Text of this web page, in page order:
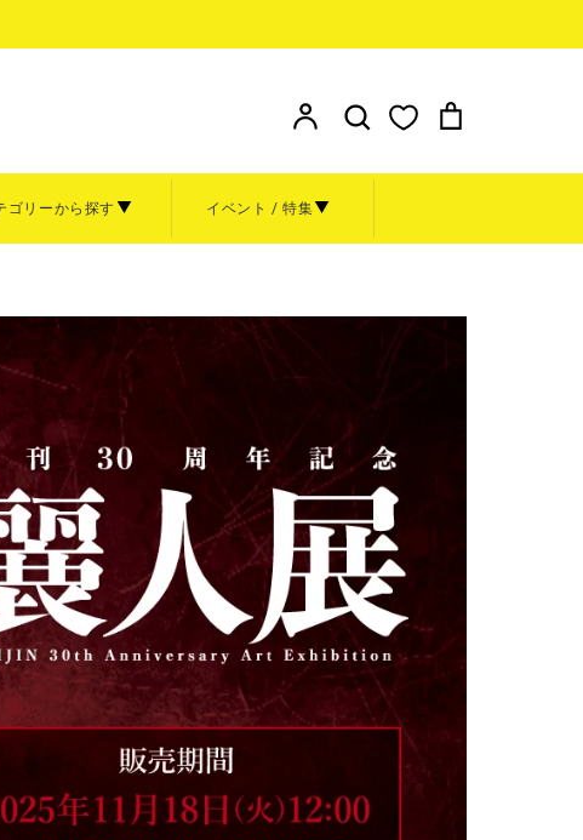
ト
ートル
ゴリーから探す
マット グッズ
金額から探す
1,000円～4,999円
5,000円～9,999円
10,000円～19,999円
20,000円～
イベント / 特集
業20周年原